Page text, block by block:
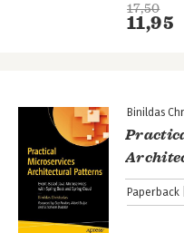
17,50
11,95
Binildas
Paperback